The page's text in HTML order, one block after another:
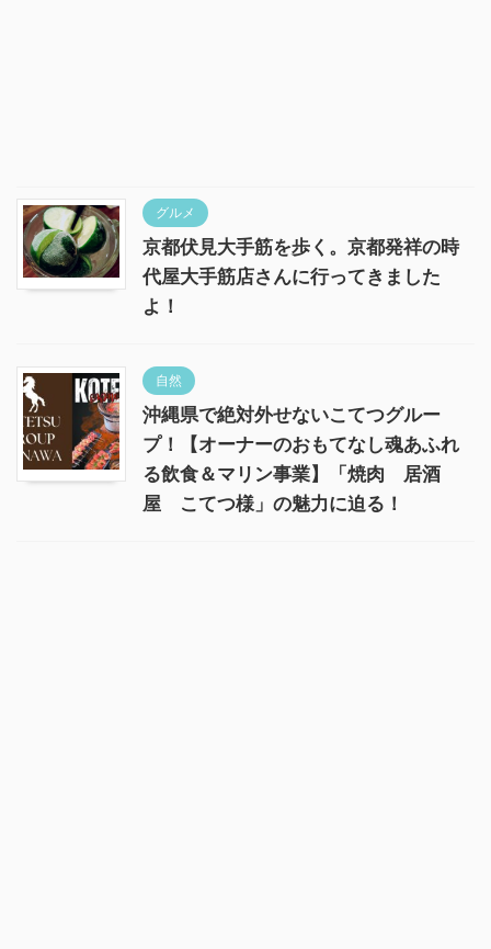
グルメ
京都伏見大手筋を歩く。京都発祥の時
代屋大手筋店さんに行ってきました
よ！
自然
沖縄県で絶対外せないこてつグルー
プ！【オーナーのおもてなし魂あふれ
る飲食＆マリン事業】「焼肉 居酒
屋 こてつ様」の魅力に迫る！